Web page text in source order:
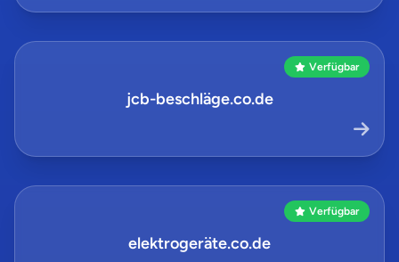
Verfügbar
jcb-beschläge.co.de
Verfügbar
elektrogeräte.co.de